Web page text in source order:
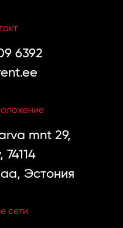
6392
mnt 29,
Эстония
сети